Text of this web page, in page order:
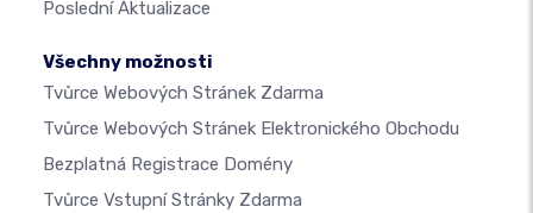
Poslední Aktualizace
Všechny možnosti
Tvůrce Webových Stránek Zdarma
Tvůrce Webových Stránek Elektronického Obchodu
Bezplatná Registrace Domény
Tvůrce Vstupní Stránky Zdarma